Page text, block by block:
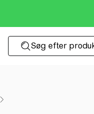
Søg efter